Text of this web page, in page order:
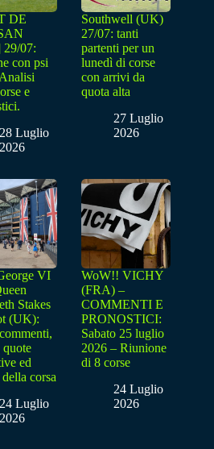
DE
07:
con psi
e
28 Luglio
2026
Southwell (UK)
27/07: tanti
partenti per un
lunedì di corse
con arrivi da
quota alta
27 Luglio
2026
VI
Stakes
(UK):
quote
ed
corsa
24 Luglio
2026
WoW!! VICHY
(FRA) –
COMMENTI E
PRONOSTICI:
Sabato 25 luglio
2026 – Riunione
di 8 corse
24 Luglio
2026